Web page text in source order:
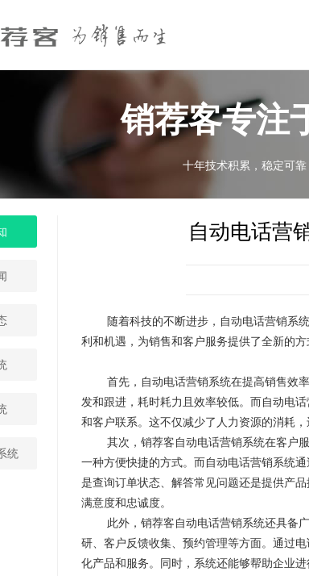
销荐客专注
十年技术积累，稳定可
统
自动电话营
随着科技的不断进步，自动电话营销系统
利和机遇，为销售和客户服务提供了全新的
首先，自动电话营销系统在提高销售效
发和跟进，耗时耗力且效率较低。而自动电
和客户联系。这不仅减少了人力资源的消耗
其次， 销荐客自动电话营销系统在客户
一种方便快捷的方式。而自动电话营销系统
是查询订单状态、解答常见问题还是提供产
满意度和忠诚度。
此外， 销荐客自动电话营销系统还具备
研、客户反馈收集、预约管理等方面。通过
化产品和服务。同时，系统还能够帮助企业